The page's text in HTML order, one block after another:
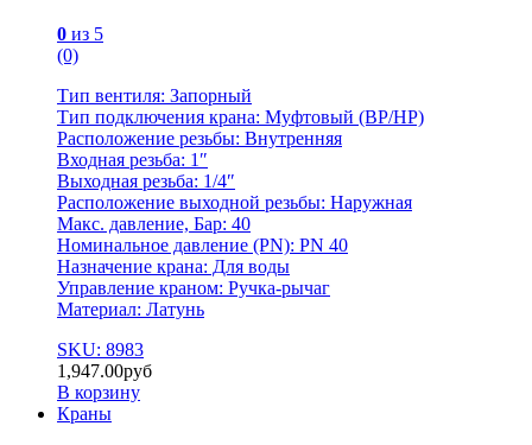
0 из 5
(0)
Тип вентиля: Запорный
Тип подключения крана: Муфтовый (BР/НР)
Расположение резьбы: Внутренняя
Входная резьба: 1″
Выходная резьба: 1/4″
Расположение выходной резьбы: Наружная
Макс. давление, Бар: 40
Номинальное давление (PN): PN 40
Назначение крана: Для воды
Управление краном: Ручка-рычаг
Материал: Латунь
SKU: 8983
1,947.00руб
В корзину
Краны